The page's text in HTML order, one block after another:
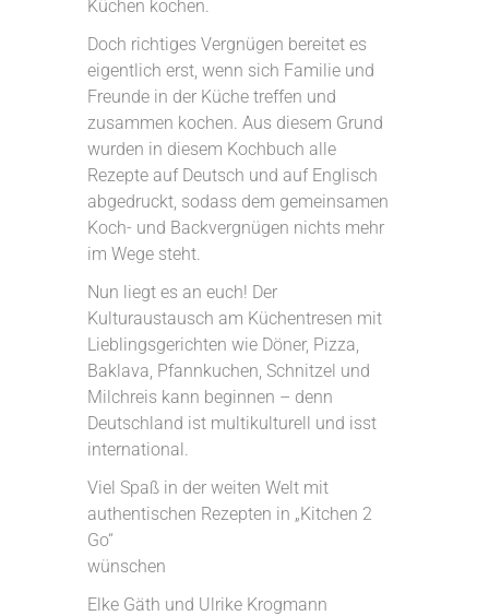
Küchen kochen.
Doch richtiges Vergnügen bereitet es
eigentlich erst, wenn sich Familie und
Freunde in der Küche treffen und
zusammen kochen. Aus diesem Grund
wurden in diesem Kochbuch alle
Rezepte auf Deutsch und auf Englisch
abgedruckt, sodass dem gemeinsamen
Koch- und Backvergnügen nichts mehr
im Wege steht.
Nun liegt es an euch! Der
Kulturaustausch am Küchentresen mit
Lieblingsgerichten wie Döner, Pizza,
Baklava, Pfannkuchen, Schnitzel und
Milchreis kann beginnen – denn
Deutschland ist multikulturell und isst
international.
Viel Spaß in der weiten Welt mit
authentischen Rezepten in „Kitchen 2
Go“
wünschen
Elke Gäth und Ulrike Krogmann